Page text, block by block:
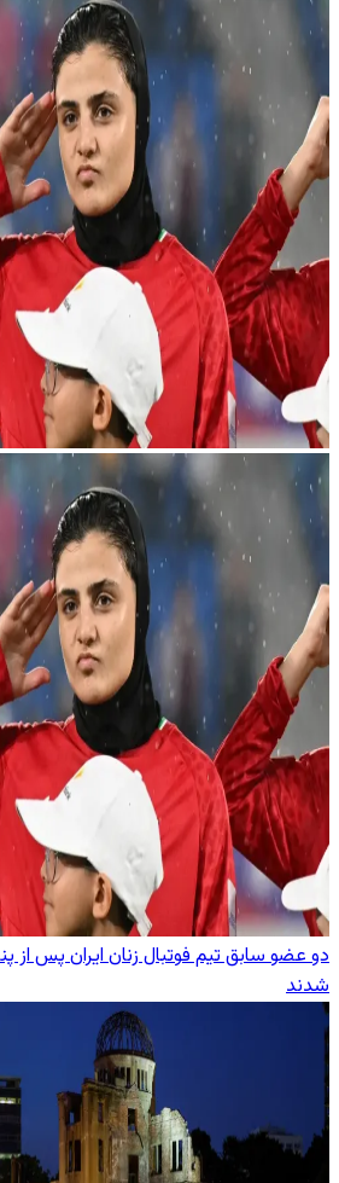
دو عضو سابق تیم فوتبال زنان ایران پس از
شدند